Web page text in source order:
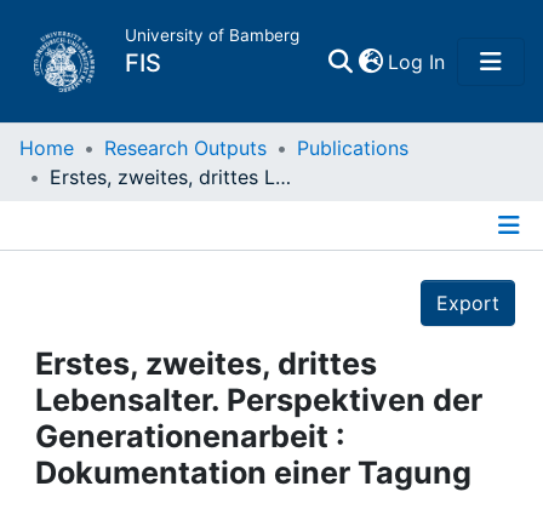
University of Bamberg
FIS Log In(current)
Home
Projects
People
Institutions
Home Research Outputs
Publications
Erstes, zweites, drittes Lebensalter. Perspektiven der Generationenarbeit : Dokumentation einer Tagung
Export
Erstes, zweites, drittes
Lebensalter. Perspektiven der
Generationenarbeit :
Dokumentation einer Tagung